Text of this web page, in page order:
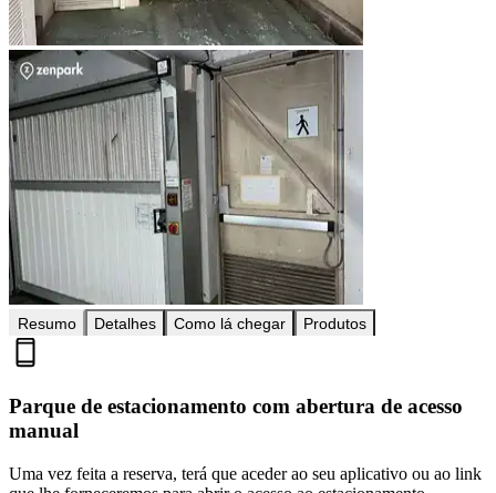
Resumo Detalhes Como lá chegar Produtos
Parque de estacionamento com abertura de acesso
manual
Uma vez feita a reserva, terá que aceder ao seu aplicativo ou ao link